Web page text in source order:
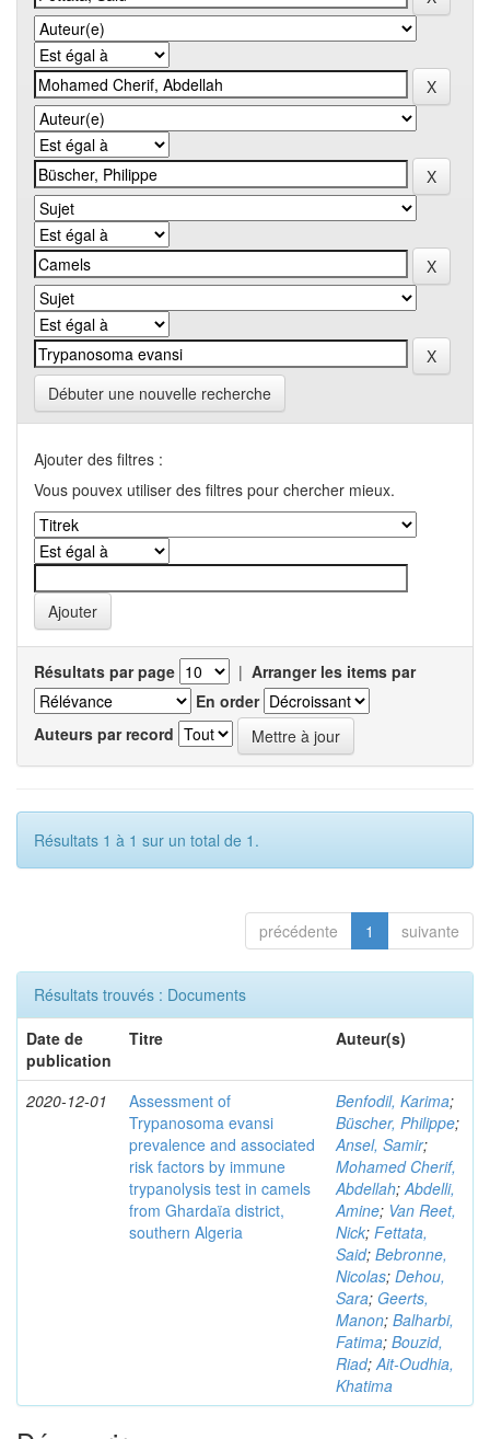
Débuter une nouvelle recherche
Ajouter des filtres :
Vous pouvex utiliser des filtres pour chercher mieux.
Résultats par page | Arranger les items par
En order
Auteurs par record
Résultats 1 à 1 sur un total de 1.
précédente 1 suivante
Résultats trouvés : Documents
Date de
publication
Titre Auteur(s)
2020-12-01
Assessment of
Trypanosoma evansi
prevalence and associated
risk factors by immune
trypanolysis test in camels
from Ghardaïa district,
southern Algeria
Benfodil, Karima;
Büscher, Philippe;
Ansel, Samir;
Mohamed Cherif,
Abdellah;Abdelli,
Amine; Van Reet,
Nick; Fettata,
Said; Bebronne,
Nicolas; Dehou,
Sara; Geerts,
Manon; Balharbi,
Fatima; Bouzid,
Riad;Ait-Oudhia,
Khatima